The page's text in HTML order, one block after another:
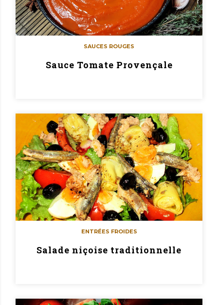
SAUCES ROUGES
Sauce Tomate Provençale
ENTRÉES FROIDES
Salade niçoise traditionnelle